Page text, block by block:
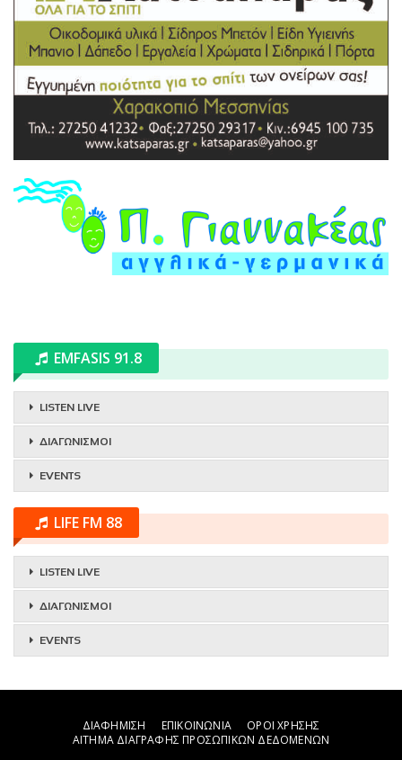
EMFASIS 91.8
LISTEN LIVE
ΔΙΑΓΩΝΙΣΜΟΙ
EVENTS
LIFE FM 88
LISTEN LIVE
ΔΙΑΓΩΝΙΣΜΟΙ
EVENTS
ΔΙΑΦΗΜΙΣΗ ΕΠΙΚΟΙΝΩΝΙΑ
ΟΡΟΙ ΧΡΗΣΗΣ
ΑΙΤΗΜΑ ΔΙΑΓΡΑΦΗΣ ΠΡΟΣΩΠΙΚΩΝ ΔΕΔΟΜΕΝΩΝ